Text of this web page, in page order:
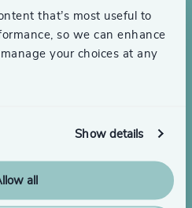
that’s most useful to
so we can enhance
your choices at any
Show details
all
à
vous
de conseils
direction?
pour discuter de vos